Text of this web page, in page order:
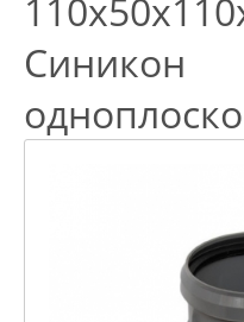
Синикон